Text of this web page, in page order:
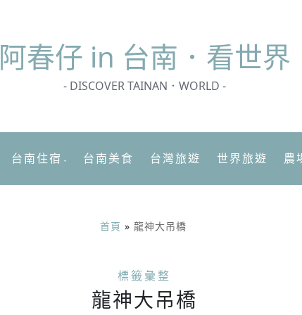
阿春仔 in 台南．看世界
- DISCOVER TAINAN．WORLD -
台南住宿 台南美食 台灣旅遊 世界旅遊 農
首頁 » 龍神大吊橋
標籤彙整
龍神大吊橋